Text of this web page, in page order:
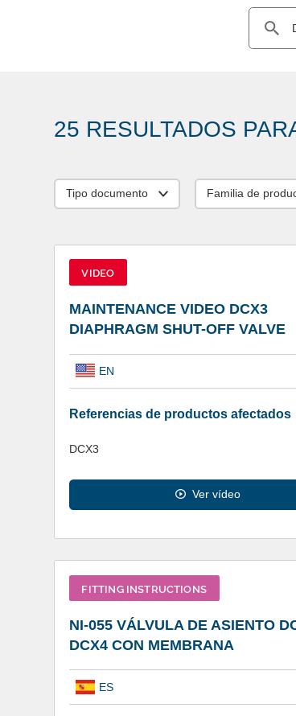
25 RESULTADOS
Tipo documento Familia de
VIDEO
MAINTENANCE VIDEO DCX3
DIAPHRAGM SHUT-OFF VALVE
EN
Referencias de productos afectados
DCX3
Ver vídeo
FITTING INSTRUCTIONS
NI-055 VÁLVULA DE ASIENTO
DCX4 CON MEMBRANA
ES